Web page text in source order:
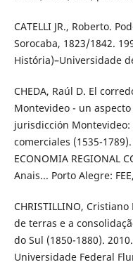
CATELLI JR., Roberto.
Sorocaba, 1823/1842.
História)–Universidade
CHEDA, Raúl D. El
Montevideo - un
jurisdicción
comerciales (1535-1789).
ECONOMIA REGIONAL
Anais... Porto Alegre:
CHRISTILLINO,
de terras e a
do Sul (1850-1880).
Universidade Federal